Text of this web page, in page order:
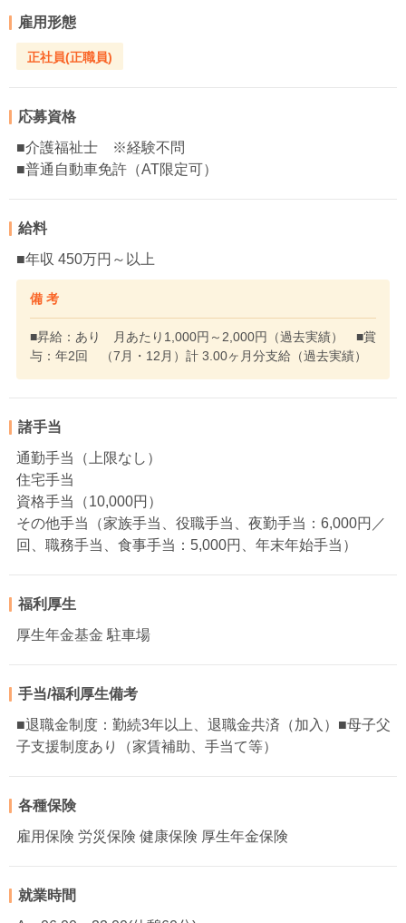
雇用形態
正社員(正職員)
応募資格
■介護福祉士 ※経験不問
■普通自動車免許（AT限定可）
給料
■年収 450万円～以上
備 考
■昇給：あり 月あたり1,000円～2,000円（過去実績） ■賞
与：年2回 （7月・12月）計 3.00ヶ月分支給（過去実績）
諸手当
通勤手当（上限なし）
住宅手当
資格手当（10,000円）
その他手当（家族手当、役職手当、夜勤手当：6,000円／
回、職務手当、食事手当：5,000円、年末年始手当）
福利厚生
厚生年金基金 駐車場
手当/福利厚生備考
■退職金制度：勤続3年以上、退職金共済（加入）■母子父
子支援制度あり（家賃補助、手当て等）
各種保険
雇用保険 労災保険 健康保険 厚生年金保険
就業時間